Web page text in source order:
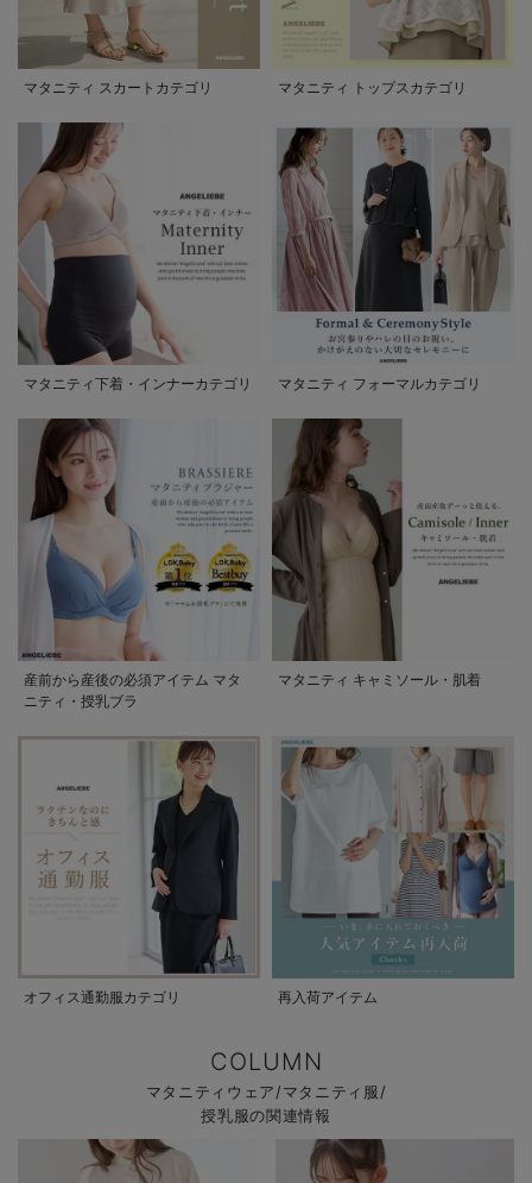
マタニティ スカートカテゴリ マタニティ トップスカテゴリ
マタニティ下着・インナーカテゴリ マタニティ フォーマルカテゴリ
産前から産後の必須アイテム マタ
ニティ・授乳ブラ
マタニティ キャミソール・肌着
オフィス通勤服カテゴリ 再入荷アイテム
COLUMN
マタニティウェア/マタニティ服/
授乳服の関連情報